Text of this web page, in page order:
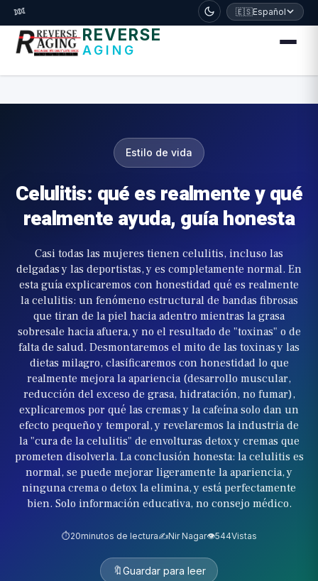
דלג לתוכן הראשי
🧬 🇪🇸Español
REVERSE
AGING
Estilo de vida
Celulitis: qué es realmente y qué
realmente ayuda, guía honesta
Casi todas las mujeres tienen celulitis, incluso las
delgadas y las deportistas, y es completamente normal. En
esta guía explicaremos con honestidad qué es realmente
la celulitis: un fenómeno estructural de bandas fibrosas
que tiran de la piel hacia adentro mientras la grasa
sobresale hacia afuera, y no el resultado de "toxinas" o de
falta de salud. Desmontaremos el mito de las toxinas y las
dietas milagro, clasificaremos con honestidad lo que
realmente mejora la apariencia (desarrollo muscular,
reducción del exceso de grasa, hidratación, no fumar),
explicaremos por qué las cremas y la cafeína solo dan un
efecto pequeño y temporal, y revelaremos la industria de
la "cura de la celulitis" de envolturas detox y cremas que
prometen disolverla. La conclusión honesta: la celulitis es
normal, se puede mejorar ligeramente la apariencia, y
ninguna crema o detox la elimina, y está perfectamente
bien. Solo información educativa, no consejo médico.
⏱️20minutos de lectura✍️Nir Nagar👁️544Vistas
🔖Guardar para leer